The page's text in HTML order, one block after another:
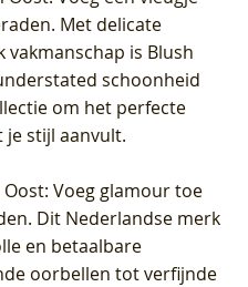
Met delicate
is Blush
schoonheid
om het perfecte
je stijl aanvult.
Oost: Voeg glamour toe
Dit Nederlandse merk
en betaalbare
oorbellen tot verfijnde